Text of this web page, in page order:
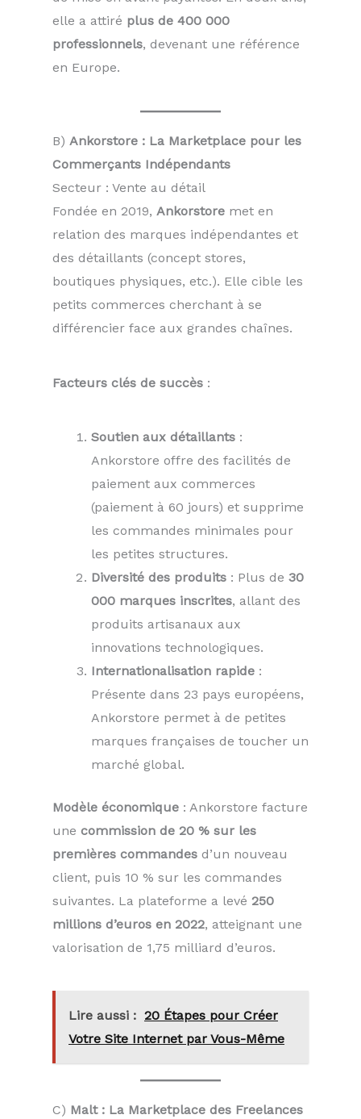
elle a attiré plus de 400 000
professionnels, devenant une référence
en Europe.
B) Ankorstore : La Marketplace pour les
Commerçants Indépendants
Secteur : Vente au détail
Fondée en 2019, Ankorstore met en
relation des marques indépendantes et
des détaillants (concept stores,
boutiques physiques, etc.). Elle cible les
petits commerces cherchant à se
différencier face aux grandes chaînes.
Facteurs clés de succès :
Soutien aux détaillants :
Ankorstore offre des facilités de
paiement aux commerces
(paiement à 60 jours) et supprime
les commandes minimales pour
les petites structures.
Diversité des produits : Plus de 30
000 marques inscrites, allant des
produits artisanaux aux
innovations technologiques.
Internationalisation rapide :
Présente dans 23 pays européens,
Ankorstore permet à de petites
marques françaises de toucher un
marché global.
Modèle économique : Ankorstore facture
une commission de 20 % sur les
premières commandes d’un nouveau
client, puis 10 % sur les commandes
suivantes. La plateforme a levé 250
millions d’euros en 2022, atteignant une
valorisation de 1,75 milliard d’euros.
Lire aussi : 20 Étapes pour Créer
Votre Site Internet par Vous-Même
C) Malt : La Marketplace des Freelances